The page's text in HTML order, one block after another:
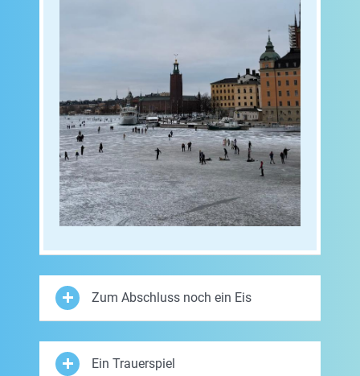
Zum Abschluss noch ein Eis
Ein Trauerspiel